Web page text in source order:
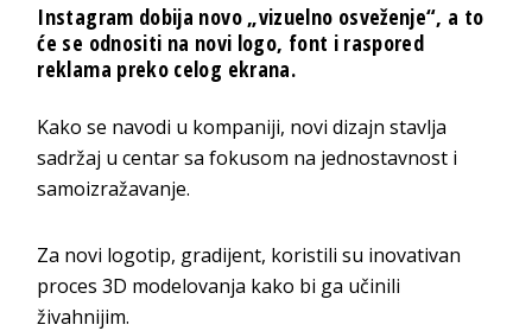
Instagram dobija novo „vizuelno osveženje“, a to
će se odnositi na novi logo, font i raspored
reklama preko celog ekrana.
Kako se navodi u kompaniji, novi dizajn stavlja
sadržaj u centar sa fokusom na jednostavnost i
samoizražavanje.
Za novi logotip, gradijent, koristili su inovativan
proces 3D modelovanja kako bi ga učinili
živahnijim.